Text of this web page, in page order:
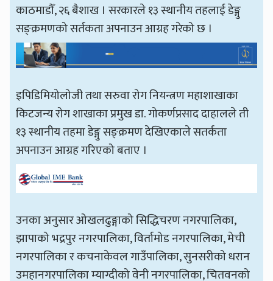
काठमाडौँ, २६ बैशाख । सरकारले १३ स्थानीय तहलाई डेङ्गु
सङ्क्रमणको सर्तकता अपनाउन आग्रह गरेको छ ।
इपिडिमियोलोजी तथा सरुवा रोग नियन्त्रण महाशाखाका
किटजन्य रोग शाखाका प्रमुख डा. गोकर्णप्रसाद दाहालले ती
१३ स्थानीय तहमा डेङ्गु सङ्क्रमण देखिएकाले सतर्कता
अपनाउन आग्रह गरिएको बताए ।
उनका अनुसार ओखलढुङ्गाको सिद्धिचरण नगरपालिका,
झापाको भद्रपुर नगरपालिका, विर्तामोड नगरपालिका, मेची
नगरपालिका र कचनाकेवल गाउँपालिका, सुनसरीको धरान
उमहानगरपालिका म्याग्दीको वेनी नगरपालिका, चितवनको